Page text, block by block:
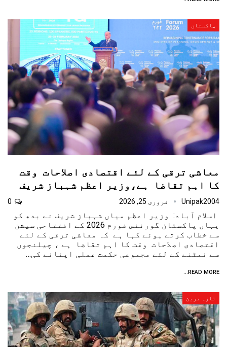
پاکستان
معاشی ترقی کے لئے اقتصادی اصلاحات وقت
کا اہم تقاضا ہے،وزیر اعظم شہباز شریف
Unipak2004 فروری 25, 2026
اسلام آباد: وزیر اعظم میاں شہباز شریف نے بدھ کو
یہاں پاکستان گورننس فورم 2026 کے افتتاحی سیشن
سے خطاب کرتے ہوئے کہا ہے کہ معاشی ترقی کے لئے
اقتصادی اصلاحات وقت کا اہم تقاضا ہے ، چیلنجوں
سے نمٹنے کے لئے مجموعی حکمت عملی اپنانے کی…
READ MORE...
تازہ ترین